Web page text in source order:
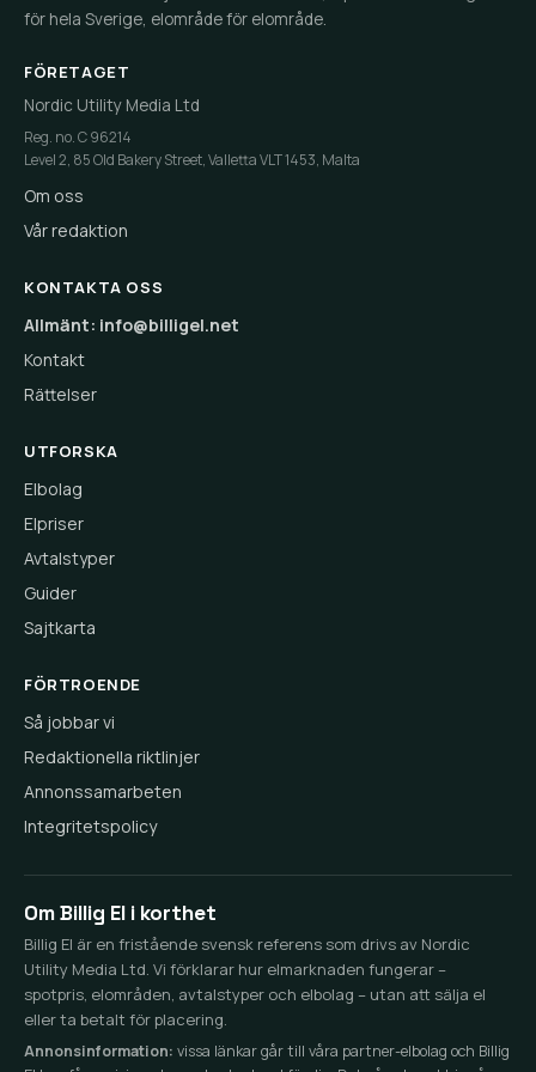
för hela Sverige, elområde för elområde.
FÖRETAGET
Nordic Utility Media Ltd
Reg. no. C 96214
Level 2, 85 Old Bakery Street, Valletta VLT 1453, Malta
Om oss
Vår redaktion
KONTAKTA OSS
Allmänt: info@billigel.net
Kontakt
Rättelser
UTFORSKA
Elbolag
Elpriser
Avtalstyper
Guider
Sajtkarta
FÖRTROENDE
Så jobbar vi
Redaktionella riktlinjer
Annonssamarbeten
Integritetspolicy
Om Billig El i korthet
Billig El är en fristående svensk referens som drivs av Nordic
Utility Media Ltd. Vi förklarar hur elmarknaden fungerar –
spotpris, elområden, avtalstyper och elbolag – utan att sälja el
eller ta betalt för placering.
Annonsinformation: vissa länkar går till våra partner-elbolag och Billig